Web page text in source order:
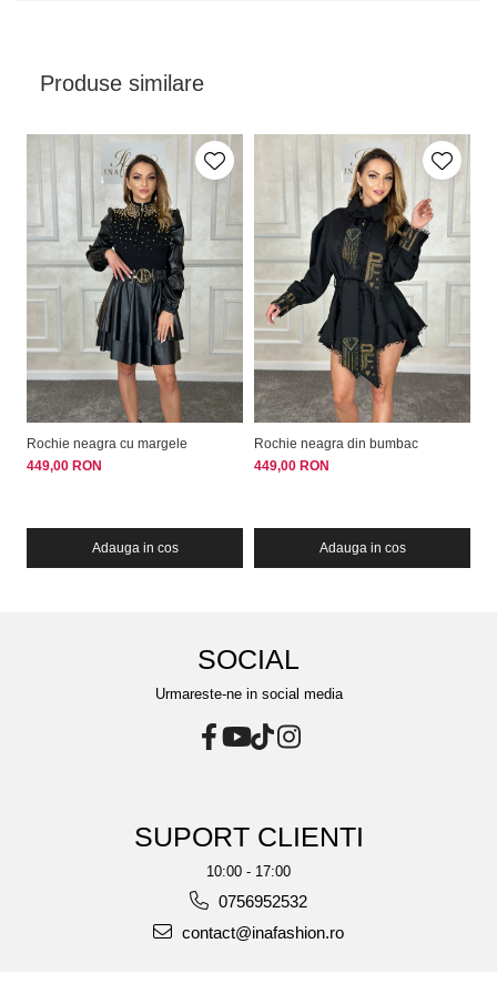
Produse similare
Rochie neagra cu margele
449,00 RON
Adauga in cos
Rochie neagra din bumbac
449,00 RON
Adauga in cos
SOCIAL
Urmareste-ne in social media
SUPORT CLIENTI
10:00 - 17:00
0756952532
contact@inafashion.ro